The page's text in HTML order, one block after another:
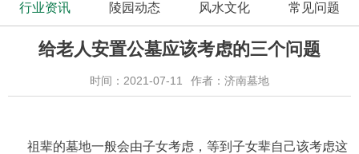
行业资讯 陵园动态 风水文化 常见问题
给老人安置公墓应该考虑的三个问题
时间：2021-07-11 作者：济南墓地
祖辈的墓地一般会由子女考虑，等到子女辈自己该考虑这